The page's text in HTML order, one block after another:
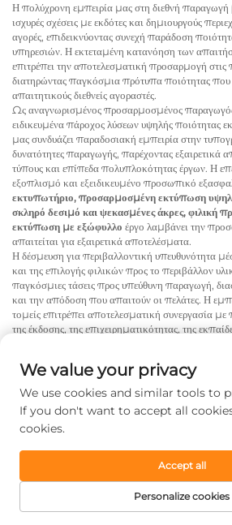
Η πολύχρονη εμπειρία μας στη διεθνή παραγωγή
ισχυρές σχέσεις με εκδότες και δημιουργούς
αγορές, επιδεικνύοντας συνεχή παράδοση
υπηρεσιών. Η εκτεταμένη κατανόηση των
επιτρέπει την αποτελεσματική προσαρμογή στις
διατηρώντας παγκόσμια πρότυπα ποιότητας που
απαιτητικούς διεθνείς αγοραστές.
Ως αναγνωρισμένοςπροσαρμοσμένος
ειδικευμέναπάροχος λύσεων υψηλής ποιότητας
μας συνδυάζει παραδοσιακή εμπειρία στην
δυνατότητες παραγωγής, παρέχοντας εξαιρετικά
τύπους και επίπεδα πολυπλοκότητας έργων. Η
εξοπλισμό και εξειδικευμένο προσωπικό
εκτυπωτήριο, προσαρμοσμένη εκτύπωση
σκληρό δεσιμό και ψεκασμένες άκρες, φιλική
εκτύπωση με εξώφυλλο έργο λαμβάνει την
απαιτείται για εξαιρετικά αποτελέσματα.
Η δέσμευση για περιβαλλοντική υπευθυνότητα
και της επιλογής φιλικών προς το περιβάλλον
παγκόσμιες τάσεις προς υπεύθυνη παραγωγή,
και την απόδοση που απαιτούν οι πελάτες. Η
τομείς επιτρέπει αποτελεσματική συνεργασία με
της έκδοσης, της επιχειρηματικότητας, της
ελκυστικότητα του τελικού προϊόντος.
Συμπέρασμα
ΟΚινεζικό εκτυπωτήριο, προσαρμοσμένη
βιβλίων με σκληρό δεσιμό και ψεκασμένες
πελάτες που επιζητούν ανώτερη ποιότητα στην
συνδυάζοντας εξαιρετική ποιότητα, ιδιαίτερη
περιβαλλοντική υπευθυνότητα. Η ενσωμάτωση
εκτύπωσης, βιώσιμων πρακτικών και
προσαρμογής δημιουργεί ευκαιρίες για εκδότες
We value your privacy
We use cookies and similar tools to
If you don't want to accept all
cookies.
Personalize cookies
Accept all